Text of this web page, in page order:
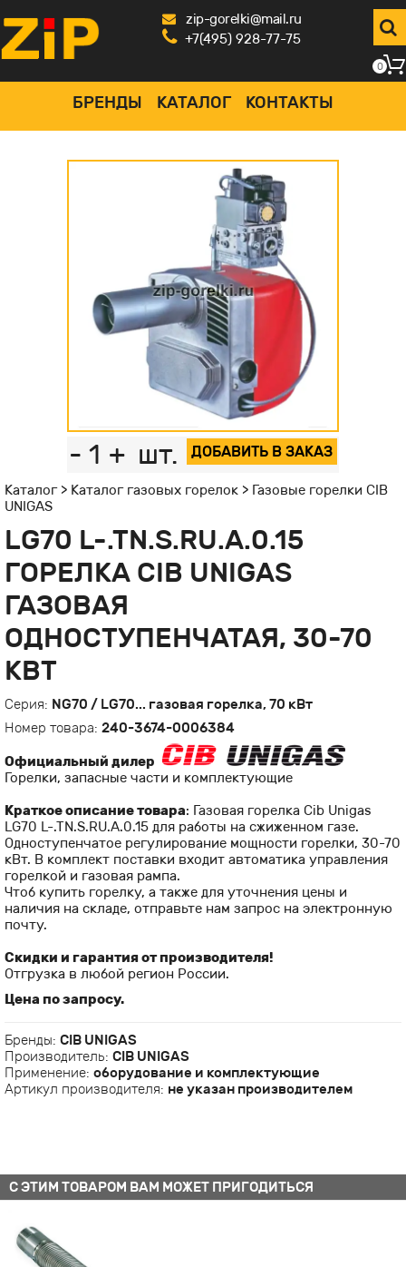
zip-gorelki@mail.ru
+7(495) 928-77-75
БРЕНДЫ КАТАЛОГ КОНТАКТЫ
0
- 1 + шт. ДОБАВИТЬ В ЗАКАЗ
Каталог> Каталог газовых горелок > Газовые горелки CIB
UNIGAS
LG70 L-.TN.S.RU.A.0.15
ГОРЕЛКА CIB UNIGAS
ГАЗОВАЯ
ОДНОСТУПЕНЧАТАЯ, 30-70
КВТ
Серия: NG70 / LG70... газовая горелка, 70 кВт
Номер товара: 240-3674-0006384
Официальный дилер
Горелки, запасные части и комплектующие
Краткое описание товара: Газовая горелка Cib Unigas
LG70 L-.TN.S.RU.A.0.15 для работы на сжиженном газе.
Одноступенчатое регулирование мощности горелки, 30-70
кВт. В комплект поставки входит автоматика управления
горелкой и газовая рампа.
Чтоб купить горелку, а также для уточнения цены и
наличия на складе, отправьте нам запрос на электронную
почту.
Скидки и гарантия от производителя!
Отгрузка в любой регион России.
Цена по запросу.
Бренды: CIB UNIGAS
Производитель: CIB UNIGAS
Применение: оборудование и комплектующие
Артикул производителя: не указан производителем
С ЭТИМ ТОВАРОМ ВАМ МОЖЕТ ПРИГОДИТЬСЯ